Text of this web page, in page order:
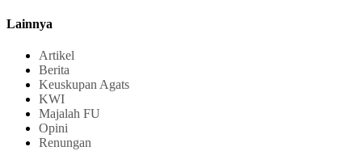
Lainnya
Artikel
Berita
Keuskupan Agats
KWI
Majalah FU
Opini
Renungan